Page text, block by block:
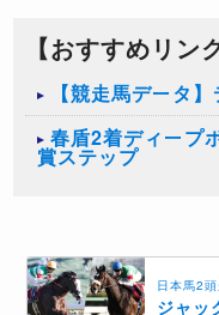
【おすすめリン
【競走馬データ
春盾2着ディープ
賞ステップ
日本馬2頭
ジャッ